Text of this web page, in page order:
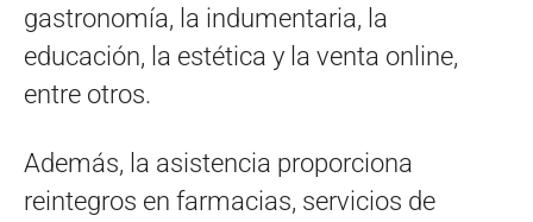
gastronomía, la indumentaria, la
educación, la estética y la venta online,
entre otros.
Además, la asistencia proporciona
reintegros en farmacias, servicios de